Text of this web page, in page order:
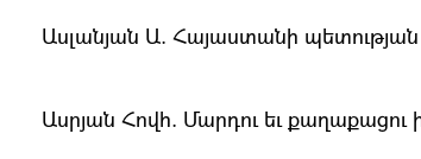
Ասլանյան Ա. Հայաստանի պետության
Ասրյան Հովհ. Մարդու եւ